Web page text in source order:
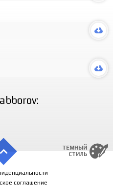
ТЕМНЫЙ
СТИЛЬ
соглашение